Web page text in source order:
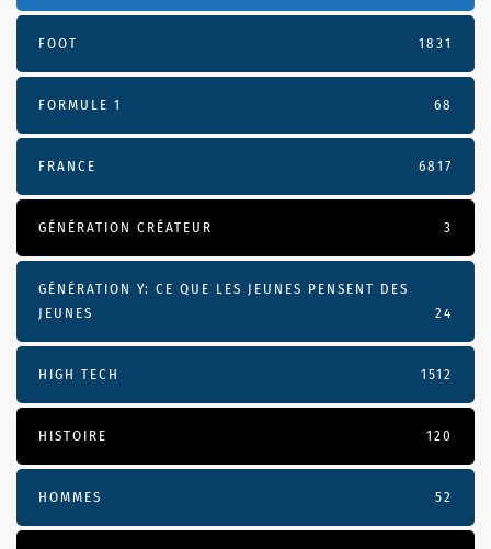
FOOT 1831
FORMULE 1 68
FRANCE 6817
GÉNÉRATION CRÉATEUR 3
GÉNÉRATION Y: CE QUE LES JEUNES PENSENT DES
JEUNES
24
HIGH TECH 1512
HISTOIRE 120
HOMMES 52